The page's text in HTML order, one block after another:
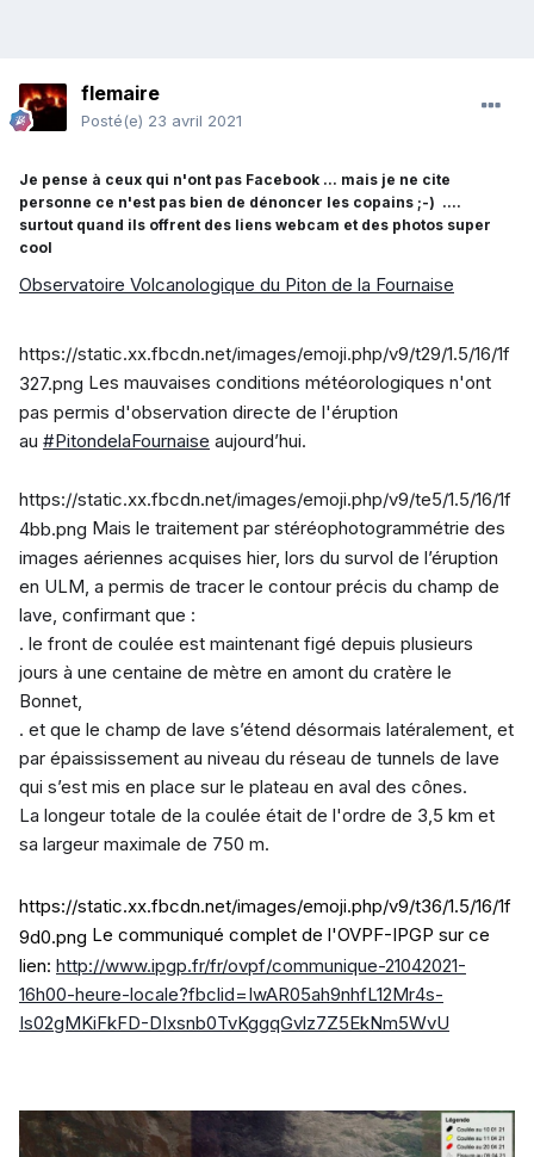
flemaire
Posté(e) 23 avril 2021
Je pense à ceux qui n'ont pas Facebook ... mais je ne cite
personne ce n'est pas bien de dénoncer les copains ;-) ....
surtout quand ils offrent des liens webcam et des photos super
cool
Observatoire Volcanologique du Piton de la Fournaise
https://static.xx.fbcdn.net/images/emoji.php/v9/t29/1.5/16/1f
327.png Les mauvaises conditions météorologiques n'ont
pas permis d'observation directe de l'éruption
au #PitondelaFournaise aujourd’hui.
https://static.xx.fbcdn.net/images/emoji.php/v9/te5/1.5/16/1f
4bb.png Mais le traitement par stéréophotogrammétrie des
images aériennes acquises hier, lors du survol de l’éruption
en ULM, a permis de tracer le contour précis du champ de
lave, confirmant que :
. le front de coulée est maintenant figé depuis plusieurs
jours à une centaine de mètre en amont du cratère le
Bonnet,
. et que le champ de lave s’étend désormais latéralement, et
par épaississement au niveau du réseau de tunnels de lave
qui s’est mis en place sur le plateau en aval des cônes.
La longeur totale de la coulée était de l'ordre de 3,5 km et
sa largeur maximale de 750 m.
https://static.xx.fbcdn.net/images/emoji.php/v9/t36/1.5/16/1f
9d0.png Le communiqué complet de l'OVPF-IPGP sur ce
lien: http://www.ipgp.fr/fr/ovpf/communique-21042021-
16h00-heure-locale?fbclid=IwAR05ah9nhfL12Mr4s-
Is02gMKiFkFD-DIxsnb0TvKggqGvlz7Z5EkNm5WvU